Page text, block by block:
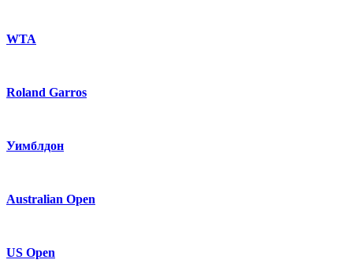
WTA
Roland Garros
Уимблдон
Australian Open
US Open